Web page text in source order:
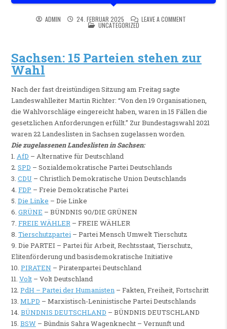
ADMIN 24. FEBRUAR 2025 LEAVE A COMMENT
POSTED IN
UNCATEGORIZED
Sachsen: 15 Parteien stehen zur
Wahl
Nach der fast dreistündigen Sitzung am Freitag sagte
Landeswahlleiter Martin Richter: “Von den 19 Organisationen,
die Wahlvorschläge eingereicht haben, waren in 15 Fällen die
gesetzlichen Anforderungen erfüllt.” Zur Bundestagswahl 2021
waren 22 Landeslisten in Sachsen zugelassen worden.
Die zugelassenen Landeslisten in Sachsen:
1. AfD – Alternative für Deutschland
2. SPD – Sozialdemokratische Partei Deutschlands
3. CDU – Christlich Demokratische Union Deutschlands
4. FDP – Freie Demokratische Partei
5. Die Linke – Die Linke
6. GRÜNE – BÜNDNIS 90/DIE GRÜNEN
7. FREIE WÄHLER– FREIE WÄHLER
8. Tierschutzpartei– Partei Mensch Umwelt Tierschutz
9. Die PARTEI – Partei für Arbeit, Rechtsstaat, Tierschutz,
Elitenförderung und basisdemokratische Initiative
10. PIRATEN – Piratenpartei Deutschland
11. Volt– Volt Deutschland
12. PdH – Partei der Humanisten– Fakten, Freiheit, Fortschritt
13. MLPD – Marxistisch-Leninistische Partei Deutschlands
14. BÜNDNIS DEUTSCHLAND – BÜNDNIS DEUTSCHLAND
15. BSW – Bündnis Sahra Wagenknecht – Vernunft und